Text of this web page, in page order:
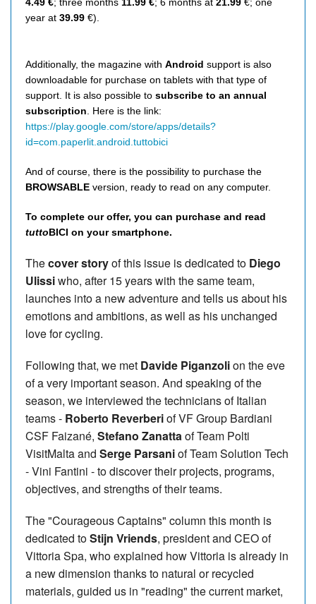
year at 39.99 €).
Additionally, the magazine with Android support is also
downloadable for purchase on tablets with that type of
support. It is also possible to subscribe to an annual
subscription . Here is the link:
https://play.google.com/store/apps/details?
id=com.paperlit.android.tuttobici
And of course, there is the possibility to purchase the
BROWSABLE version, ready to read on any computer.
To complete our offer, you can purchase and read
tuttoBICI on your smartphone.
Thecover storyof this issue is dedicated to Diego
Ulissiwho, after 15 years with the same team,
launches into a new adventure and tells us about his
emotions and ambitions, as well as his unchanged
love for cycling.
Following that, we met Davide Piganzolion the eve
of a very important season. And speaking of the
season, we interviewed the technicians of Italian
teams - Roberto Reverberiof VF Group Bardiani
CSF Faizané, Stefano Zanattaof Team Polti
VisitMalta and Serge Parsaniof Team Solution Tech
- Vini Fantini - to discover their projects, programs,
objectives, and strengths of their teams.
The "Courageous Captains" column this month is
dedicated toStijn Vriends, president and CEO of
Vittoria Spa, who explained how Vittoria is already in
a new dimension thanks to natural or recycled
materials, guided us in "reading" the current market,